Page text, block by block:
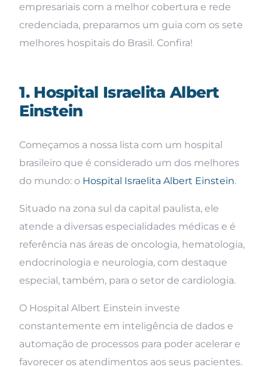
empresariais com a melhor cobertura e rede
credenciada, preparamos um guia com os sete
melhores hospitais do Brasil. Confira!
1. Hospital Israelita Albert
Einstein
Começamos a nossa lista com um hospital
brasileiro que é considerado um dos melhores
do mundo: o Hospital Israelita Albert Einstein.
Situado na zona sul da capital paulista, ele
atende a diversas especialidades médicas e é
referência nas áreas de oncologia, hematologia,
endocrinologia e neurologia, com destaque
especial, também, para o setor de cardiologia.
O Hospital Albert Einstein investe
constantemente em inteligência de dados e
automação de processos para poder acelerar e
favorecer os atendimentos aos seus pacientes.